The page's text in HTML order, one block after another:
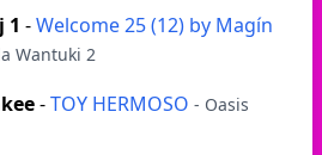
1 -Welcome 25 (12) by Magín
Wantuki 2
-TOY HERMOSO - Oasis